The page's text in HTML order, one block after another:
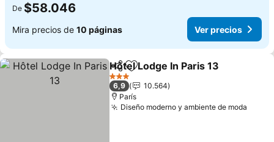
De $58.046
Mira precios de 10 páginas Ver precios
CompartirAgregar a favoritos
Hôtel Lodge In Paris 13
3 Estrellas
6,9
10.564
París
Diseño moderno y ambiente de moda